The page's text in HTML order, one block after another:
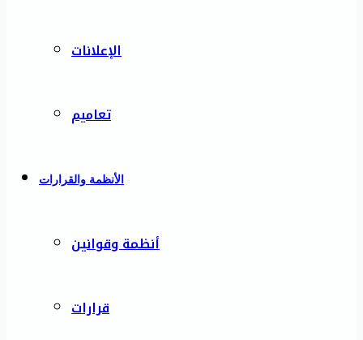
الإعلانات
تعاميم
الأنظمة والقرارات
أنظمة وقوانين
قرارات